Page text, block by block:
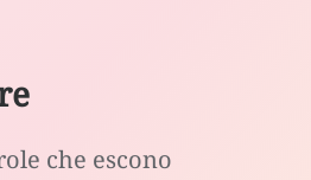
che escono